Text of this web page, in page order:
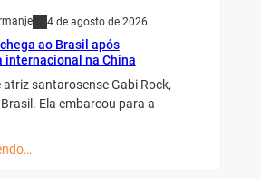
4 de agosto de 2026
ao Brasil após
internacional na China
atriz santarosense Gabi Rock,
Ela embarcou para a